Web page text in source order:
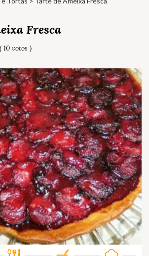
Fresca
( 10 votos )